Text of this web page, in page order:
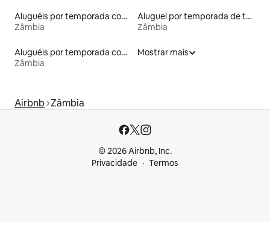
Aluguéis por temporada com acesso ao lago
Zâmbia
Aluguel por temporada de tendas
Zâmbia
Aluguéis por temporada com banheira de hidromassagem
Zâmbia
Mostrar mais
Airbnb Zâmbia
© 2026 Airbnb, Inc.
Privacidade
Termos